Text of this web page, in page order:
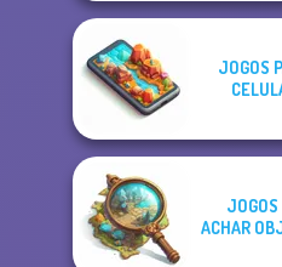
JOGOS
JOGOS
ACHAR